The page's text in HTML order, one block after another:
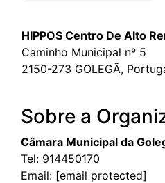
HIPPOS Centro De Alto
Caminho Municipal nº 5
2150-273 GOLEGÃ,
Sobre a
Câmara Municipal da
Tel: 914450170
Email: [email protected]